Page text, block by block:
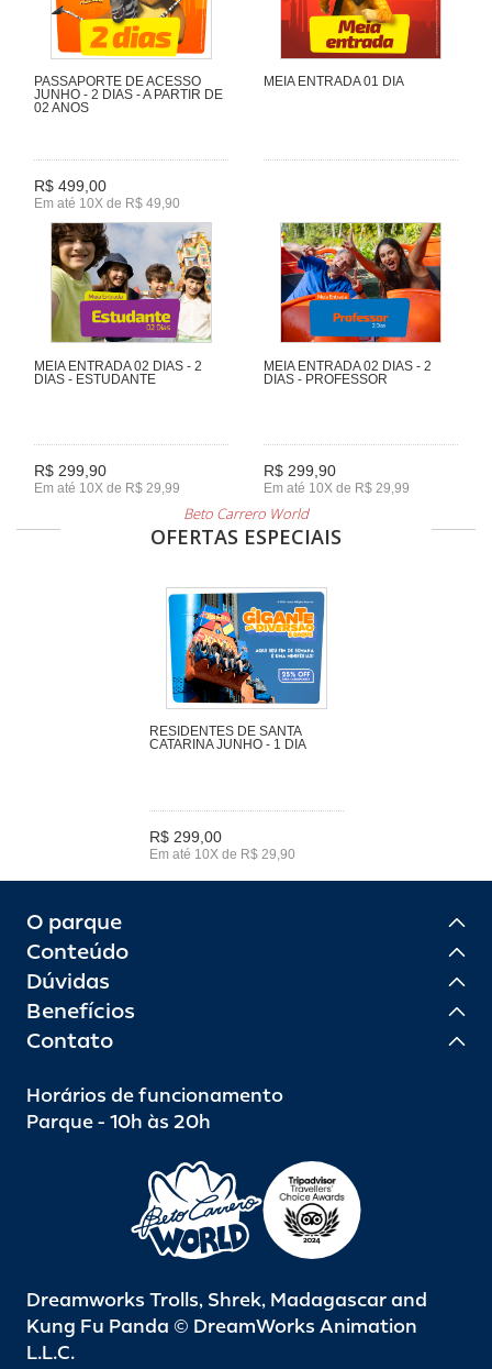
PASSAPORTE DE ACESSO
JUNHO - 2 DIAS - A PARTIR DE
02 ANOS
R$ 499,00
Em até 10X de R$ 49,90
MEIA ENTRADA 01 DIA
MEIA ENTRADA 02 DIAS - 2
DIAS - ESTUDANTE
R$ 299,90
Em até 10X de R$ 29,99
MEIA ENTRADA 02 DIAS - 2
DIAS - PROFESSOR
R$ 299,90
Em até 10X de R$ 29,99
Beto Carrero World
OFERTAS ESPECIAIS
RESIDENTES DE SANTA
CATARINA JUNHO - 1 DIA
R$ 299,00
Em até 10X de R$ 29,90
O parque
Conteúdo
Dúvidas
Benefícios
Contato
Horários de funcionamento
Parque - 10h às 20h
Dreamworks Trolls, Shrek, Madagascar and
Kung Fu Panda © DreamWorks Animation
L.L.C.